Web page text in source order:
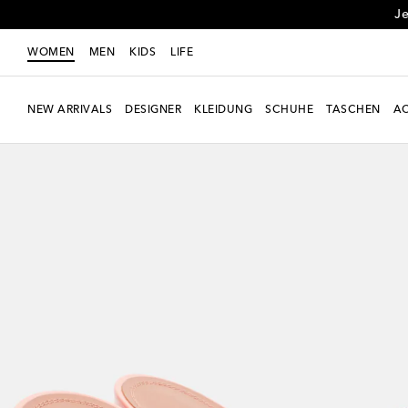
WOMEN MEN KIDS LIFE
NEW ARRIVALS DESIGNER KLEIDUNG SCHUHE TASCHEN